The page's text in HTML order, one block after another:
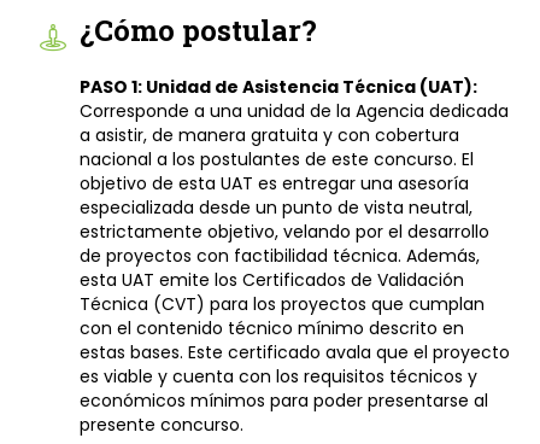
¿Cómo postular?
PASO 1: Unidad de Asistencia Técnica (UAT):
Corresponde a una unidad de la Agencia dedicada
a asistir, de manera gratuita y con cobertura
nacional a los postulantes de este concurso. El
objetivo de esta UAT es entregar una asesoría
especializada desde un punto de vista neutral,
estrictamente objetivo, velando por el desarrollo
de proyectos con factibilidad técnica. Además,
esta UAT emite los Certificados de Validación
Técnica (CVT) para los proyectos que cumplan
con el contenido técnico mínimo descrito en
estas bases. Este certificado avala que el proyecto
es viable y cuenta con los requisitos técnicos y
económicos mínimos para poder presentarse al
presente concurso.